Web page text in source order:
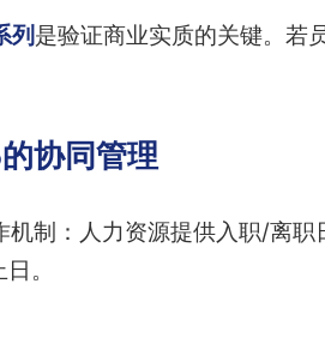
列 是验证商业实质的关键。若
协同管理
机制：人力资源提供入职/离
。